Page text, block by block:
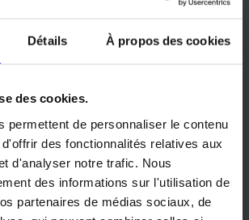
Détails À propos des cookies
des cookies.
permettent de personnaliser le contenu
des fonctionnalités relatives aux
d'analyser notre trafic. Nous
des informations sur l'utilisation de
partenaires de médias sociaux, de
France
Choisir
France
20 numéros
TTC
Choisir